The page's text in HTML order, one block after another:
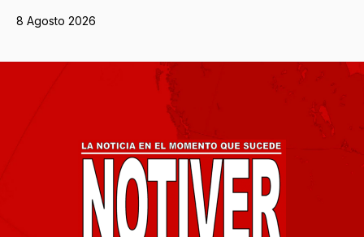
8 Agosto 2026